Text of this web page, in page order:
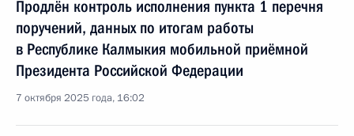
Продлён контроль исполнения пункта 1 перечня
поручений, данных по итогам работы
в Республике Калмыкия мобильной приёмной
Президента Российской Федерации
7 октября 2025 года, 16:02